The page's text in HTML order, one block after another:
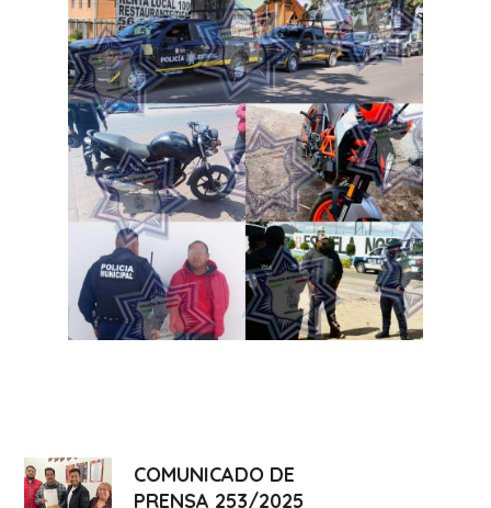
COMUNICADO DE
PRENSA 253/2025